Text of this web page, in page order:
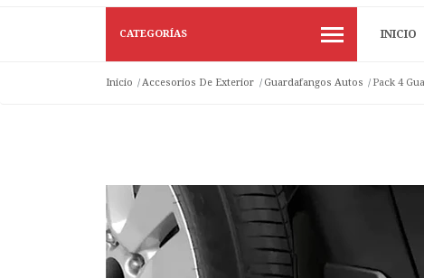
CATEGORÍAS INICIO
Inicio Accesorios De Exterior Guardafangos Autos Pack 4